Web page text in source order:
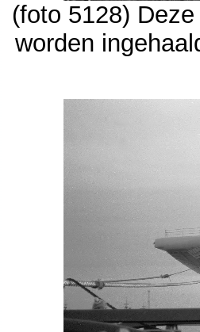
(foto 5128)
worden